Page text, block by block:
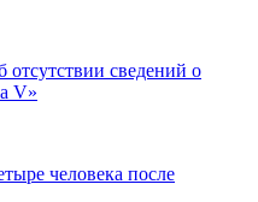
отсутствии сведений о
V»
человека после